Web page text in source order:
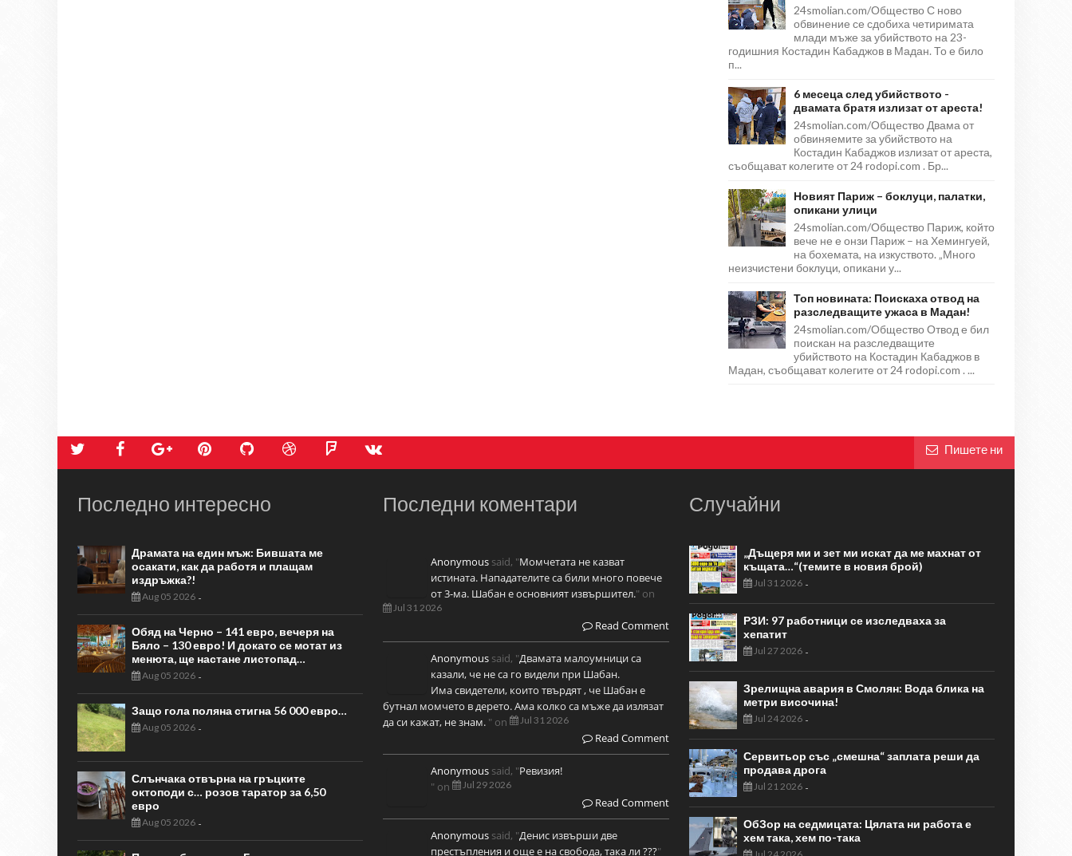
24smolian.com/Общество С ново
обвинение се сдобиха четиримата
млади мъже за убийството на 23-
годишния Костадин Кабаджов в Мадан. То е било
п...
6 месеца след убийството -
двамата братя излизат от ареста!
24smolian.com/Общество Двама от
обвиняемите за убийството на
Костадин Кабаджов излизат от ареста,
съобщават колегите от 24 rodopi.com . Бр...
Новият Париж – боклуци, палатки,
опикани улици
24smolian.com/Общество Париж, който
вече не е онзи Париж – на Хемингуей,
на бохемата, на изкуството. „Много
неизчистени боклуци, опикани у...
Топ новината: Поискаха отвод на
разследващите ужаса в Мадан!
24smolian.com/Общество Отвод е бил
поискан на разследващите
убийството на Костадин Кабаджов в
Мадан, съобщават колегите от 24 rodopi.com . ...
Пишете ни
Последно интересно
Драмата на един мъж: Бившата ме
осакати, как да работя и плащам
издръжка?!
Aug 05 2026 -
Обяд на Черно – 141 евро, вечеря на
Бяло – 130 евро! И докато се мотат из
менюта, ще настане листопад…
Aug 05 2026 -
Защо гола поляна стигна 56 000 евро…
Aug 05 2026 -
Слънчака отвърна на гръцките
октоподи с… розов таратор за 6,50
евро
Aug 05 2026 -
Последни коментари
Anonymous said, "Момчетата не казват
истината. Нападателите са били много повече
от 3-ма. Шабан е основният извършител." on
Jul 31 2026
Read Comment
Anonymous said, "Двамата малоумници са
казали, че не са го видели при Шабан.
Има свидетели, които твърдят , че Шабан е
бутнал момчето в дерето. Ама колко са мъже да излязат
да си кажат, не знам. " on Jul 31 2026
Read Comment
Anonymous said, "Ревизия!
" on
Jul 29 2026
Read Comment
Anonymous said, "Денис извърши две
престъпления и още е на свобода, така ли ???"
Случайни
„Дъщеря ми и зет ми искат да ме махнат от
къщата…“(темите в новия брой)
Jul 31 2026-
РЗИ: 97 работници се изследваха за
хепатит
Jul 27 2026-
Зрелищна авария в Смолян: Вода блика на
метри височина!
Jul 24 2026-
Сервитьор със „смешна“ заплата реши да
продава дрога
Jul 21 2026-
ОбЗор на седмицата: Цялата ни работа е
хем така, хем по-така